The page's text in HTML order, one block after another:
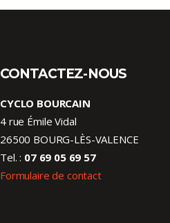
CONTACTEZ-NOUS
CYCLO BOURCAIN
4 rue Émile Vidal
26500 BOURG-LÈS-VALENCE
Tel. : 07 69 05 69 57
Formulaire de contact